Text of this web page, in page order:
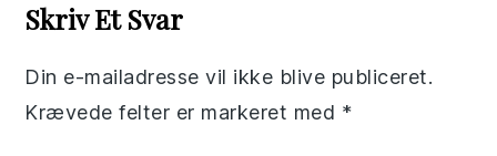
Skriv Et Svar
Din e-mailadresse vil ikke blive publiceret.
Krævede felter er markeret med *